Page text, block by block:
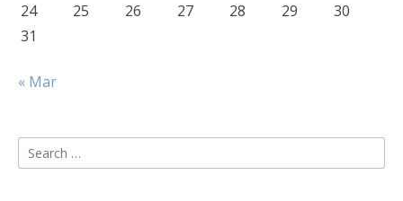
24
25 26 27 28 29
30
31
« Mar
Search
for: